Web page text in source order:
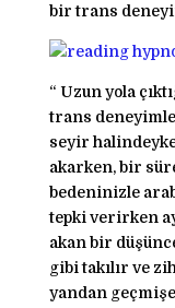
bir trans
“ Uzun yola
trans
seyir
akarken, bir
bedeninizle
tepki verirken
akan bir
gibi takılır ve
yandan